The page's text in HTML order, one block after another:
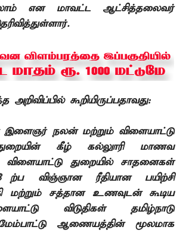
என மாவட்ட ஆட்சித்தலைவர்
.
அறிவிப்பில் கூறியிருப்பதாவது:
இளைஞர் நலன் மற்றும் விளையாட்டு
கீழ் கல்லுாரி மாணவ
விளையாட்டு துறையில் சாதனைகள்
விஞ்ஞான ரீதியான பயிற்சி
மற்றும் சத்தான உணவுடன் கூடிய
விடுதிகள் தமிழ்நாடு
ஆணையத்தின் மூலமாக